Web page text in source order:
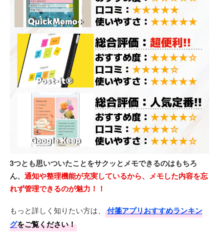
3つとも思いついたことをサクッとメモできるのはもちろ
ん、 通知や整理機能が充実しているから、メモした内容を忘
れず管理できるのが魅力！！
もっと詳しく知りたい方は、
付箋アプリおすすめランキン
グをご覧ください！